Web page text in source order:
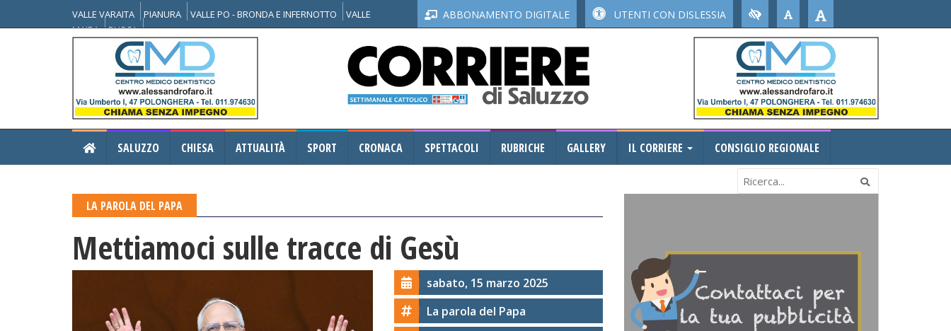
VALLE VARAITA PIANURA VALLE PO - BRONDA E INFERNOTTO
VALLE
MAIRA
BUSCA
ABBONAMENTO DIGITALE UTENTI CON DISLESSIA
SALUZZO CHIESA ATTUALITÀ SPORT CRONACA SPETTACOLI RUBRICHE GALLERY IL CORRIERE CONSIGLIO REGIONALE
LA PAROLA DEL PAPA
Mettiamoci sulle tracce di Gesù
sabato, 15 marzo 2025
La parola del Papa